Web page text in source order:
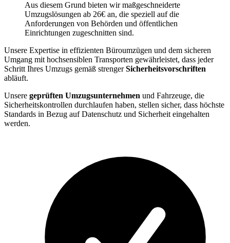
Aus diesem Grund bieten wir maßgeschneiderte
Umzugslösungen ab 26€ an, die speziell auf die
Anforderungen von Behörden und öffentlichen
Einrichtungen zugeschnitten sind.
Unsere Expertise in effizienten Büroumzügen und dem sicheren
Umgang mit hochsensiblen Transporten gewährleistet, dass jeder
Schritt Ihres Umzugs gemäß strengerSicherheitsvorschriften
abläuft.
Unsere geprüften Umzugsunternehmen und Fahrzeuge, die
Sicherheitskontrollen durchlaufen haben, stellen sicher, dass höchste
Standards in Bezug auf Datenschutz und Sicherheit eingehalten
werden.